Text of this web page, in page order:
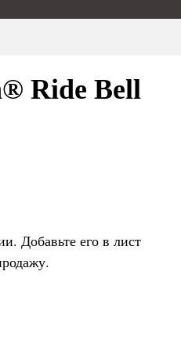
Ride Bell
Добавьте его в лист